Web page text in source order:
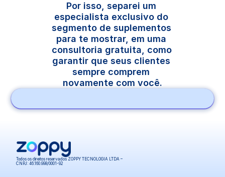
Por isso, separei um
especialista exclusivo do
segmento de suplementos
para te mostrar, em uma
consultoria gratuita, como
garantir que seus clientes
sempre comprem
novamente com você.
Todos os direitos reservados ZOPPY TECNOLOGIA LTDA –
CNPJ: 46.160.998/0001-92